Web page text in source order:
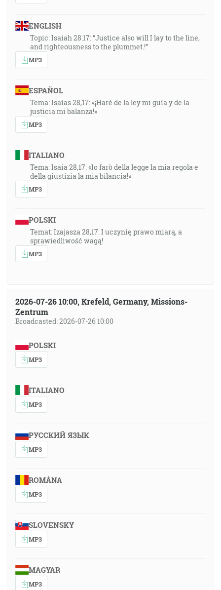
ENGLISH
Topic: Isaiah 28:17: “Justice also will I lay to the line,
and righteousness to the plummet.!”
MP3
ESPAÑOL
Tema: Isaías 28,17: «¡Haré de la ley mi guía y de la
justicia mi balanza!»
MP3
ITALIANO
Tema: Isaia 28,17: «Io farò della legge la mia regola e
della giustizia la mia bilancia!»
MP3
POLSKI
Temat: Izajasza 28,17: I uczynię prawo miarą, a
sprawiedliwość wagą!
MP3
2026-07-26 10:00, Krefeld, Germany, Missions-
Zentrum
Broadcasted: 2026-07-26 10:00
POLSKI
MP3
ITALIANO
MP3
РУССКИЙ ЯЗЫК
MP3
ROMÂNA
MP3
SLOVENSKY
MP3
MAGYAR
MP3